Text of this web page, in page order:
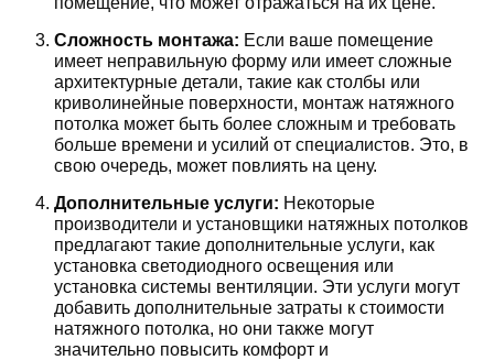
Сложность монтажа: Если ваше помещение
имеет неправильную форму или имеет сложные
архитектурные детали, такие как столбы или
криволинейные поверхности, монтаж натяжного
потолка может быть более сложным и требовать
больше времени и усилий от специалистов. Это, в
свою очередь, может повлиять на цену.
Дополнительные услуги: Некоторые
производители и установщики натяжных потолков
предлагают такие дополнительные услуги, как
установка светодиодного освещения или
установка системы вентиляции. Эти услуги могут
добавить дополнительные затраты к стоимости
натяжного потолка, но они также могут
значительно повысить комфорт и